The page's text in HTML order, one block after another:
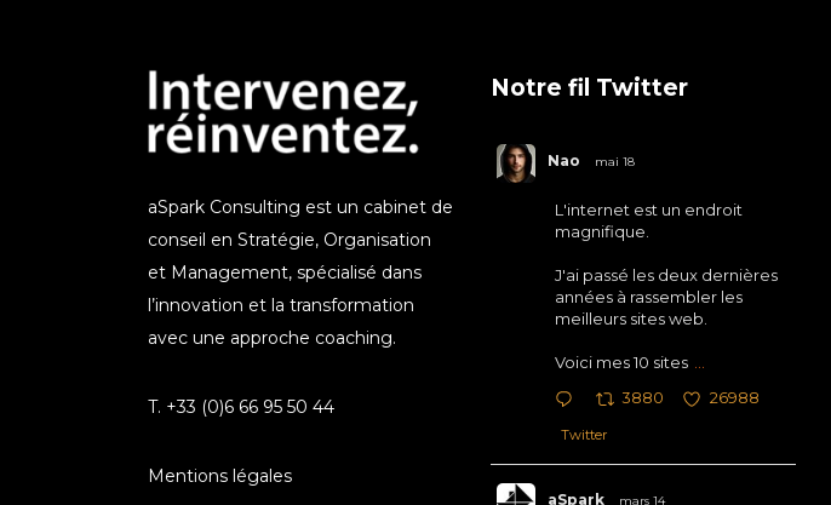
aSpark Consulting est un cabinet de
conseil en Stratégie, Organisation
et Management, spécialisé dans
l’innovation et la transformation
avec une approche coaching.
T. +33 (0)6 66 95 50 44
Mentions légales
Notre fil Twitter
Nao mai 18
L'internet est un endroit
magnifique.
J'ai passé les deux dernières
années à rassembler les
meilleurs sites web.
Voici mes 10 sites
3880 26988
Twitter
aSpark mars 14